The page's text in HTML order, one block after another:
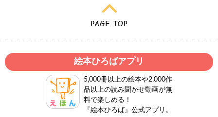
絵本ひろばアプリ
5,000冊以上の絵本や2,000作
品以上の読み聞かせ動画が無
料で楽しめる！
『絵本ひろば』公式アプリ。